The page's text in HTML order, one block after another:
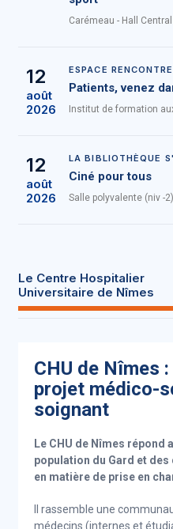
Carémeau - Hall Central
12
août
2026
ESPACE
Patients, venez
Institut de formation
12
août
2026
LA BIBLIOTHÈQUE
Ciné pour tous
Salle polyvalente (niv -
Le Centre Hospitalier
Universitaire de Nîmes
CHU de Nîmes
projet médico-
soignant
Le CHU de Nîmes répond
population du Gard et
en matière de prise en
Il rassemble une
médecins (internes et